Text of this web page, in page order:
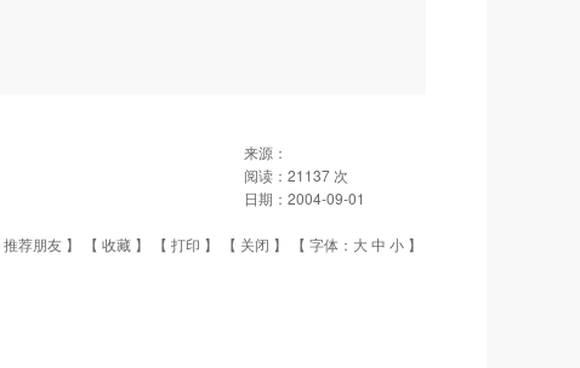
来源：
阅读： 21137 次
日期： 2004-09-01
推荐朋友 】 【 收藏 】 【 打印 】 【 关闭 】 【 字体： 大中 小 】